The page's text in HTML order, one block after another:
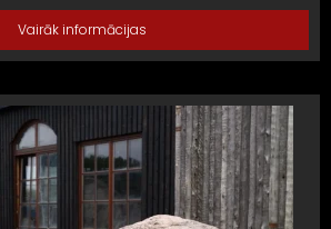
Vairāk informācijas